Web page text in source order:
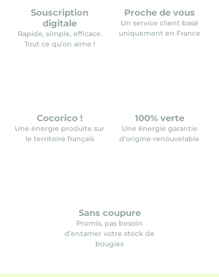
Souscription
digitale
Rapide, simple, efficace.
Tout ce qu’on aime !
Proche de vous
Un service client basé
uniquement en France
Cocorico !
Une énergie produite sur
le territoire français
100% verte
Une énergie garantie
d’origine renouvelable
Sans coupure
Promis, pas besoin
d’entamer votre stock de
bougies